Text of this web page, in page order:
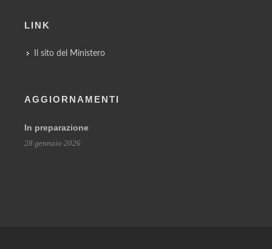
LINK
Il sito del Ministero
AGGIORNAMENTI
In preparazione
28 gennaio 2026